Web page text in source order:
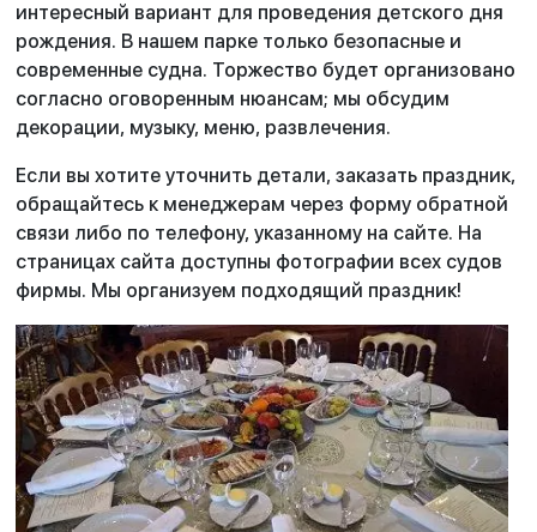
интересный вариант для проведения детского дня
рождения. В нашем парке только безопасные и
современные судна. Торжество будет организовано
согласно оговоренным нюансам; мы обсудим
декорации, музыку, меню, развлечения.
Если вы хотите уточнить детали, заказать праздник,
обращайтесь к менеджерам через форму обратной
связи либо по телефону, указанному на сайте. На
страницах сайта доступны фотографии всех судов
фирмы. Мы организуем подходящий праздник!